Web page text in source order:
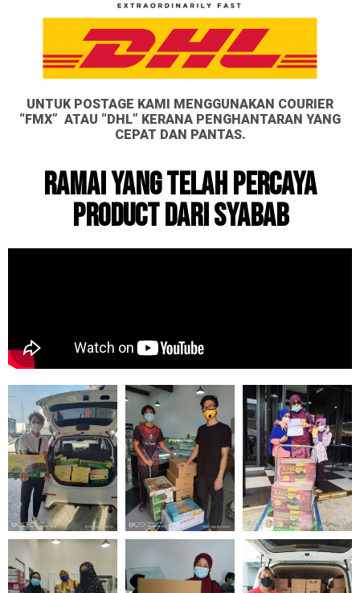
UNTUK POSTAGE KAMI MENGGUNAKAN COURIER
“FMX” ATAU “DHL” KERANA PENGHANTARAN YANG
CEPAT DAN PANTAS.
RAMAI YANG TELAH PERCAYA
PRODUCT DARI SYABAB